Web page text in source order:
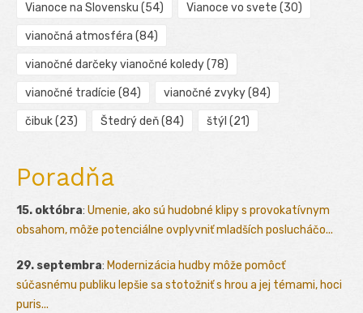
Vianoce na Slovensku (54) Vianoce vo svete (30)
vianočná atmosféra (84)
vianočné darčeky vianočné koledy(78)
vianočné tradície (84) vianočné zvyky(84)
čibuk(23) Štedrý deň(84) štýl (21)
Poradňa
15. októbra: Umenie, ako sú hudobné klipy s provokatívnym
obsahom, môže potenciálne ovplyvniť mladších poslucháčo...
29. septembra: Modernizácia hudby môže pomôcť
súčasnému publiku lepšie sa stotožniť s hrou a jej témami, hoci
puris...